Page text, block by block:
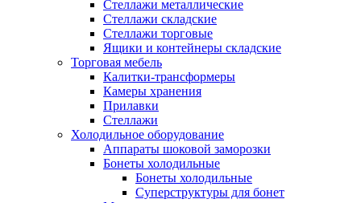
Стеллажи металлические
Стеллажи складские
Стеллажи торговые
Ящики и контейнеры складские
Торговая мебель
Калитки-трансформеры
Камеры хранения
Прилавки
Стеллажи
Холодильное оборудование
Аппараты шоковой заморозки
Бонеты холодильные
Бонеты холодильные
Суперструктуры для бонет